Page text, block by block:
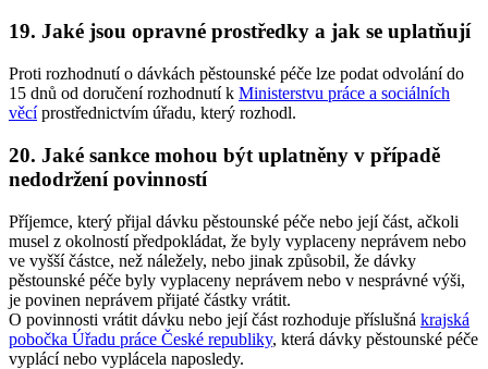
19. Jaké jsou opravné prostředky a jak se uplatňují
Proti rozhodnutí o dávkách pěstounské péče lze podat odvolání do
15 dnů od doručení rozhodnutí k Ministerstvu práce a sociálních
věcíprostřednictvím úřadu, který rozhodl.
20. Jaké sankce mohou být uplatněny v případě
nedodržení povinností
Příjemce, který přijal dávku pěstounské péče nebo její část, ačkoli
musel z okolností předpokládat, že byly vyplaceny neprávem nebo
ve vyšší částce, než náležely, nebo jinak způsobil, že dávky
pěstounské péče byly vyplaceny neprávem nebo v nesprávné výši,
je povinen neprávem přijaté částky vrátit.
O povinnosti vrátit dávku nebo její část rozhoduje příslušná krajská
pobočka Úřadu práce České republiky, která dávky pěstounské péče
vyplácí nebo vyplácela naposledy.